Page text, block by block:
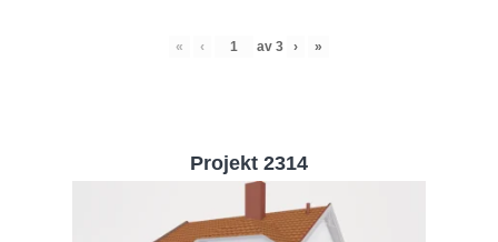
« ‹ av 3 › »
Projekt 2314